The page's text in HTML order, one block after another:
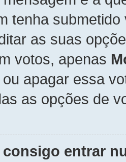
tenha
as suas
votos, apenas
apagar essa
as opções de
consigo entrar